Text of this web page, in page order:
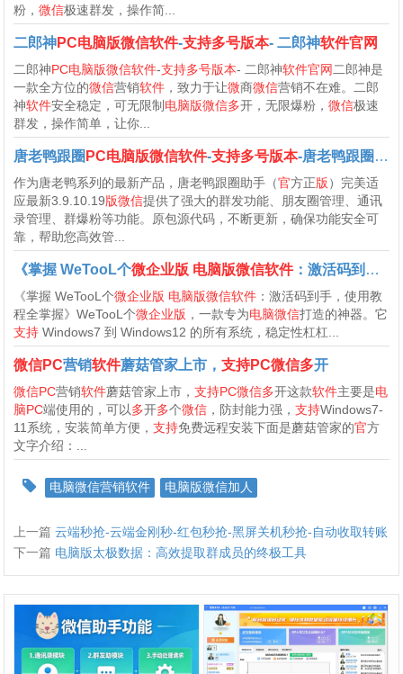
粉，微信极速群发，操作简...
二郎神PC电脑版微信软件-支持多号版本- 二郎神软件官网
二郎神PC电脑版微信软件-支持多号版本- 二郎神软件官网 二郎神是
一款全方位的微信营销软件 ，致力于让微商微信营销不在难。二郎
神软件安全稳定，可无限制 电脑版微信多开，无限爆粉，微信极速
群发，操作简单，让你...
唐老鸭跟圈 PC电脑版微信软件-支持多号版本-唐老鸭跟圈 软
作为唐老鸭系列的最新产品，唐老鸭跟圈助手（官方正版）完美适
应最新3.9.10.19版微信提供了强大的群发功能、朋友圈管理、通讯
录管理、群爆粉等功能。原包源代码，不断更新，确保功能安全可
靠，帮助您高效管...
《掌握 WeTooL个微企业版 电脑版微信软件：激活码到手，使用教程全掌握》
《掌握 WeTooL个微企业版 电脑版微信软件 ：激活码到手，使用教
程全掌握》WeTooL个微企业版 ，一款专为电脑微信打造的神器。它
支持 Windows7 到 Windows12 的所有系统，稳定性杠杠...
微信PC营销软件蘑菇管家上市，支持PC微信多开
微信PC营销软件蘑菇管家上市，支持PC微信多开这款软件主要是电
脑PC端使用的，可以多开多个微信 ，防封能力强，支持Windows7-
11系统，安装简单方便，支持免费远程安装下面是蘑菇管家的官方
文字介绍：...
电脑微信营销软件 电脑版微信加人
上一篇云端秒抢-云端金刚秒-红包秒抢-黑屏关机秒抢-自动收取转账
下一篇 电脑版太极数据：高效提取群成员的终极工具